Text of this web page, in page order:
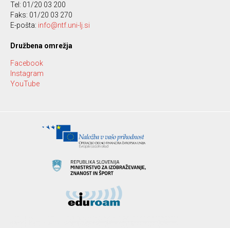
Tel: 01/20 03 200
Faks: 01/20 03 270
E-pošta: info@ntf.uni-lj.si
Družbena omrežja
Facebook
Instagram
YouTube